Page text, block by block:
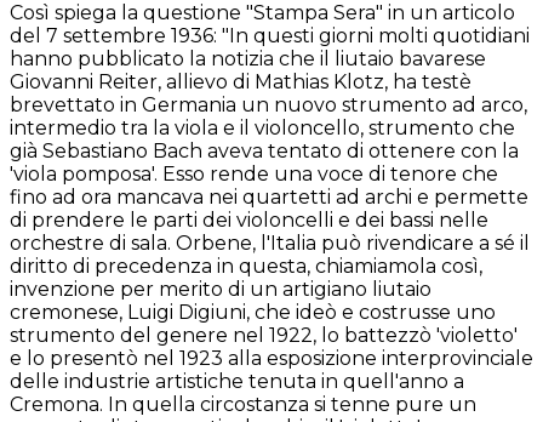
Così spiega la questione "Stampa Sera" in un articolo
del 7 settembre 1936: "In questi giorni molti quotidiani
hanno pubblicato la notizia che il liutaio bavarese
Giovanni Reiter, allievo di Mathias Klotz, ha testè
brevettato in Germania un nuovo strumento ad arco,
intermedio tra la viola e il violoncello, strumento che
già Sebastiano Bach aveva tentato di ottenere con la
'viola pomposa'. Esso rende una voce di tenore che
fino ad ora mancava nei quartetti ad archi e permette
di prendere le parti dei violoncelli e dei bassi nelle
orchestre di sala. Orbene, l'Italia può rivendicare a sé il
diritto di precedenza in questa, chiamiamola così,
invenzione per merito di un artigiano liutaio
cremonese, Luigi Digiuni, che ideò e costrusse uno
strumento del genere nel 1922, lo battezzò 'violetto'
e lo presentò nel 1923 alla esposizione interprovinciale
delle industrie artistiche tenuta in quell'anno a
Cremona. In quella circostanza si tenne pure un